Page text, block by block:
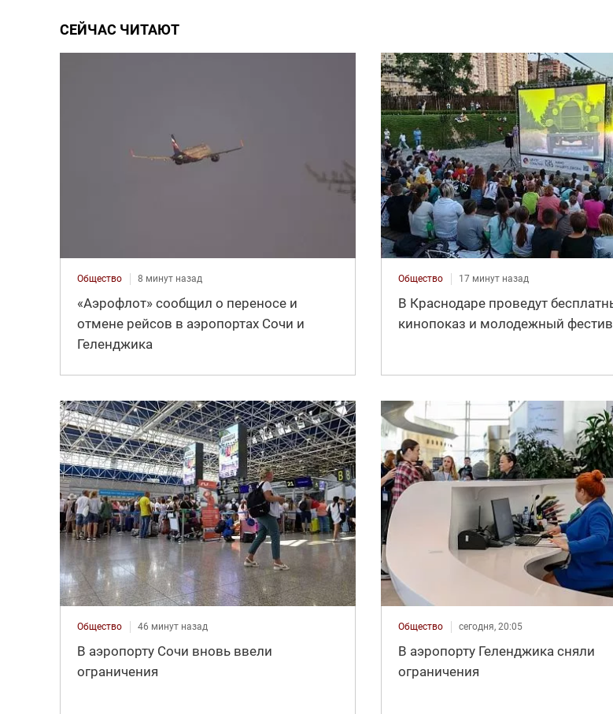
СЕЙЧАС ЧИТАЮТ
Общество 8 минут назад
«Аэрофлот» сообщил о переносе и
отмене рейсов в аэропортах Сочи и
Геленджика
Общество 17 минут назад
В Краснодаре проведут
кинопоказ и молодежный
Общество 46 минут назад
В аэропорту Сочи вновь ввели
ограничения
Общество сегодня, 20:05
В аэропорту Геленджика сняли
ограничения